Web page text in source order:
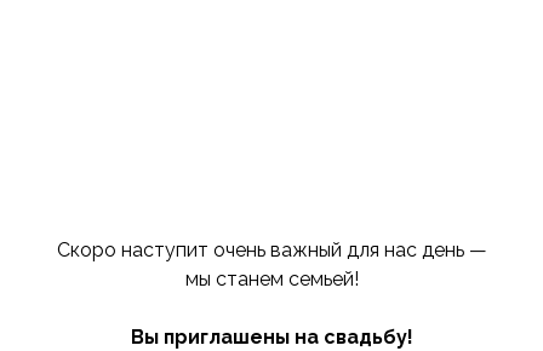
Скоро наступит очень важный для нас день —
мы станем семьей!
Вы приглашены на свадьбу!